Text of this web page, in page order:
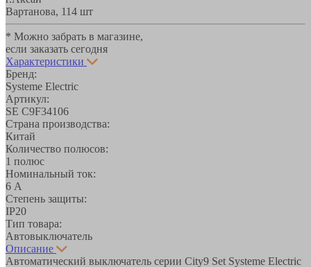
Вартанова, 114 шт
* Можно забрать в магазине,
если заказать сегодня
Характеристики
Бренд:
Systeme Electric
Артикул:
SE C9F34106
Страна производства:
Китай
Количество полюсов:
1 полюс
Номинальный ток:
6 А
Степень защиты:
IP20
Тип товара:
Автовыключатель
Описание
Автоматический выключатель серии City9 Set Systeme Electric